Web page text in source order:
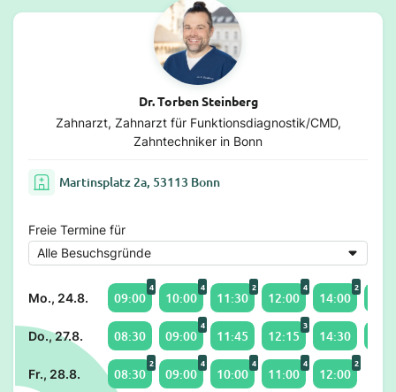
Dr. Torben Steinberg
Zahnarzt, Zahnarzt für Funktionsdiagnostik/CMD,
Zahntechniker in Bonn
Martinsplatz 2a, 53113 Bonn
Freie Termine für
Mo., 24.8. 09:00
4
10:00
4
11:30
2
12:00
4
14:00
2
Do., 27.8. 08:30 09:00
4
11:45 12:15
3
14:30
Fr., 28.8. 08:30
2
09:00
4
10:00
4
11:00
4
12:00
2